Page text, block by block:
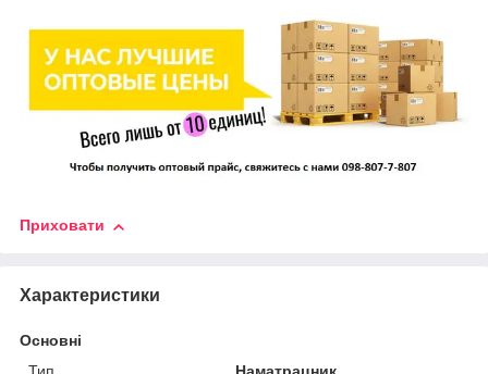
Приховати
Характеристики
Основні